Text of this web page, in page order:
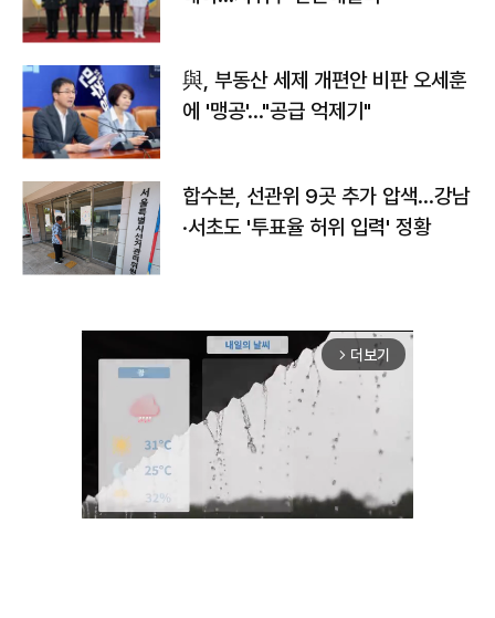
與, 부동산 세제 개편안 비판 오세훈
에 '맹공'…"공급 억제기"
합수본, 선관위 9곳 추가 압색…강남
·서초도 '투표율 허위 입력' 정황
arrow_forward_ios 더보기